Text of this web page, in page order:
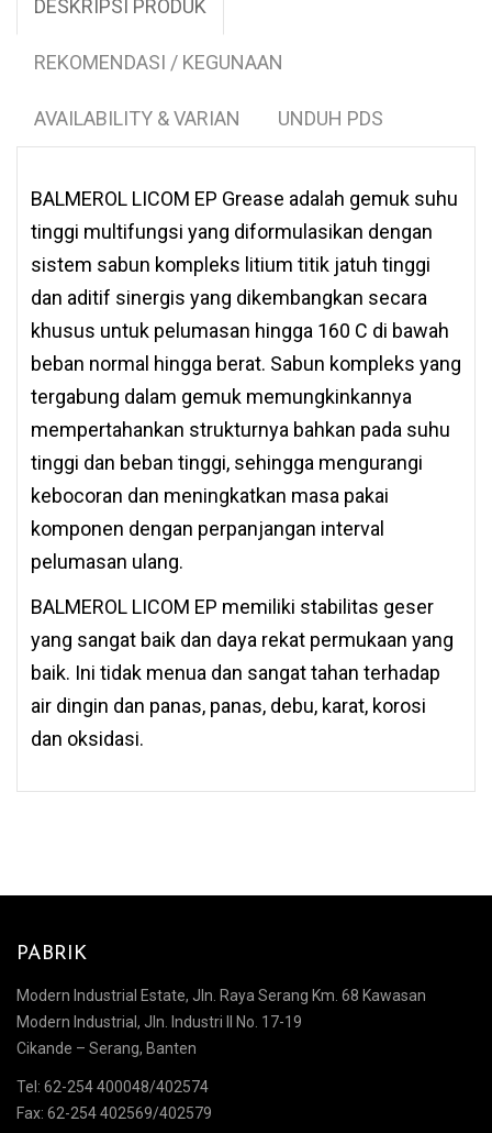
DESKRIPSI PRODUK
REKOMENDASI / KEGUNAAN
AVAILABILITY & VARIAN UNDUH PDS
BALMEROL LICOM EP Grease adalah gemuk suhu
tinggi multifungsi yang diformulasikan dengan
sistem sabun kompleks litium titik jatuh tinggi
dan aditif sinergis yang dikembangkan secara
khusus untuk pelumasan hingga 160 C di bawah
beban normal hingga berat. Sabun kompleks yang
tergabung dalam gemuk memungkinkannya
mempertahankan strukturnya bahkan pada suhu
tinggi dan beban tinggi, sehingga mengurangi
kebocoran dan meningkatkan masa pakai
komponen dengan perpanjangan interval
pelumasan ulang.
BALMEROL LICOM EP memiliki stabilitas geser
yang sangat baik dan daya rekat permukaan yang
baik. Ini tidak menua dan sangat tahan terhadap
air dingin dan panas, panas, debu, karat, korosi
dan oksidasi.
PABRIK
Modern Industrial Estate, Jln. Raya Serang Km. 68 Kawasan
Modern Industrial, Jln. Industri II No. 17-19
Cikande – Serang, Banten
Tel: 62-254 400048/402574
Fax: 62-254 402569/402579